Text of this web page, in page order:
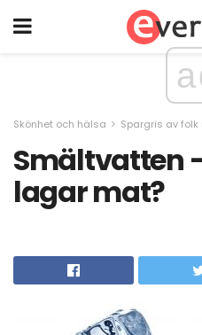
Skönhet och hälsa Spargris av folk
Smältvatten
lagar mat?